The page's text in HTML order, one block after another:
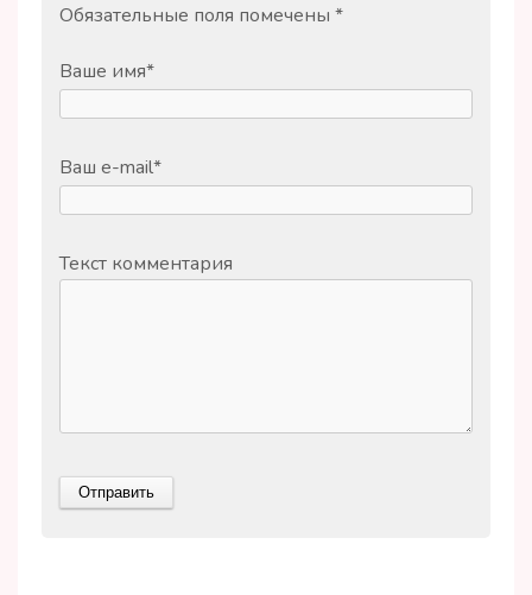
Обязательные поля помечены *
Ваше имя*
Ваш e-mail*
Текст комментария